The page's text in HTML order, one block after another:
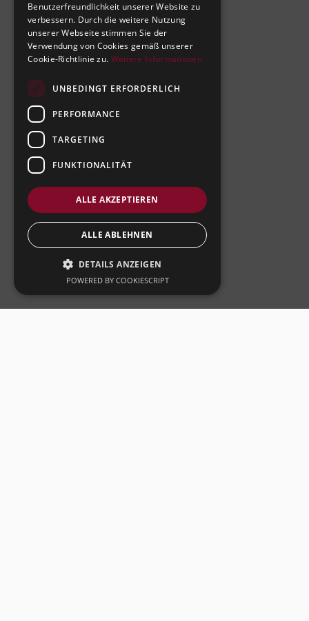
Benutzerfreundlichkeit unserer Website zu
verbessern. Durch die weitere Nutzung
unserer Webseite stimmen Sie der
Verwendung von Cookies gemäß unserer
Cookie-Richtlinie zu. Weitere Informationen
UNBEDINGT ERFORDERLICH
PERFORMANCE
TARGETING
FUNKTIONALITÄT
ALLE AKZEPTIEREN
ALLE ABLEHNEN
DETAILS ANZEIGEN
POWERED BY COOKIESCRIPT